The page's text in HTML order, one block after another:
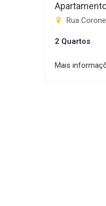
Rua Coronel
2 Quartos
Mais